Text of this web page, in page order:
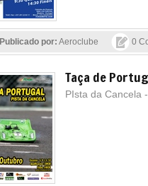
Publicado por: Aeroclube 0
Taça de
PIsta da Cancela